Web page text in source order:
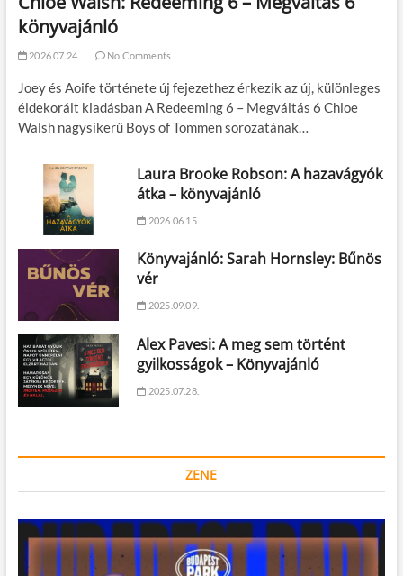
könyvajánló
2026.07.24. No Comments
Joey és Aoife története új fejezethez érkezik az új, különleges
éldekorált kiadásban A Redeeming 6 – Megváltás 6 Chloe
Walsh nagysikerű Boys of Tommen sorozatának…
Laura Brooke Robson: A hazavágyók
átka – könyvajánló
2026.06.15.
Könyvajánló: Sarah Hornsley: Bűnös
vér
2025.09.09.
Alex Pavesi: A meg sem történt
gyilkosságok – Könyvajánló
2025.07.28.
ZENE